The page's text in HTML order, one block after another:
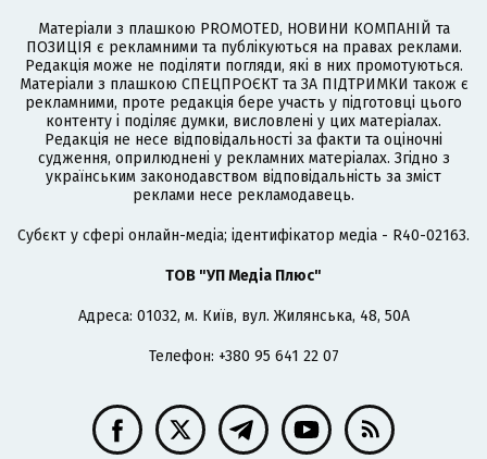
Матеріали з плашкою PROMOTED, НОВИНИ КОМПАНІЙ та
ПОЗИЦІЯ є рекламними та публікуються на правах реклами.
Редакція може не поділяти погляди, які в них промотуються.
Матеріали з плашкою СПЕЦПРОЄКТ та ЗА ПІДТРИМКИ також є
рекламними, проте редакція бере участь у підготовці цього
контенту і поділяє думки, висловлені у цих матеріалах.
Редакція не несе відповідальності за факти та оціночні
судження, оприлюднені у рекламних матеріалах. Згідно з
українським законодавством відповідальність за зміст
реклами несе рекламодавець.
Cубєкт у сфері онлайн-медіа; ідентифікатор медіа - R40-02163.
ТОВ "УП Медіа Плюс"
Адреса: 01032, м. Київ, вул. Жилянська, 48, 50А
Телефон: +380 95 641 22 07